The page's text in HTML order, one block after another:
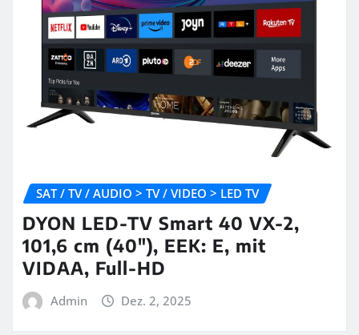
SAT / TV / AUDIO > TV / VIDEO > LED TV
DYON LED-TV Smart 40 VX-2,
101,6 cm (40″), EEK: E, mit
VIDAA, Full-HD
Admin Dez. 2, 2025